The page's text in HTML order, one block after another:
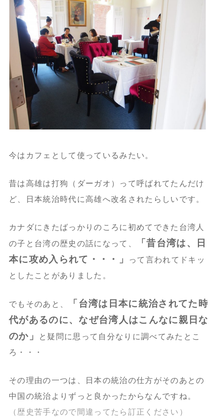
今はカフェとして使っているみたい。
昔は高雄は打狗（ダーガオ）って呼ばれてたんだけ
ど、日本統治時代に高雄へ改名されたらしいです。
カナダにきたばっかりのころに初めてできた台湾人
の子と台湾の歴史の話になって、
「昔台湾は、日
本に攻め入られて・・・」
って言われてドキッ
としたことがありました。
でもそのあと、
「台湾は日本に統治されてた時
代があるのに、なぜ台湾人はこんなに親日な
のか」
と疑問に思って自分なりに調べてみたとこ
ろ・・・
その理由の一つは、日本の統治の仕方がそのあとの
中国の統治よりずっと良かったからなんですね。
（歴史苦手なので間違ってたら訂正ください）